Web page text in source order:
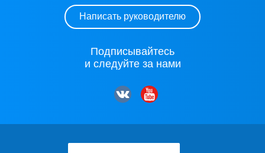
Написать руководителю
Подписывайтесь
и следуйте за нами